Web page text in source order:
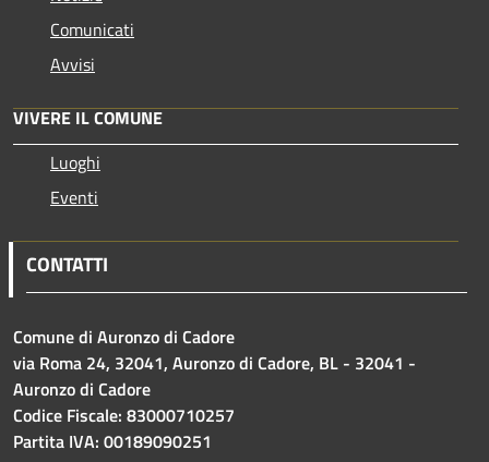
Comunicati
Avvisi
VIVERE IL COMUNE
Luoghi
Eventi
CONTATTI
Comune di Auronzo di Cadore
via Roma 24, 32041, Auronzo di Cadore, BL - 32041 -
Auronzo di Cadore
Codice Fiscale: 83000710257
Partita IVA: 00189090251